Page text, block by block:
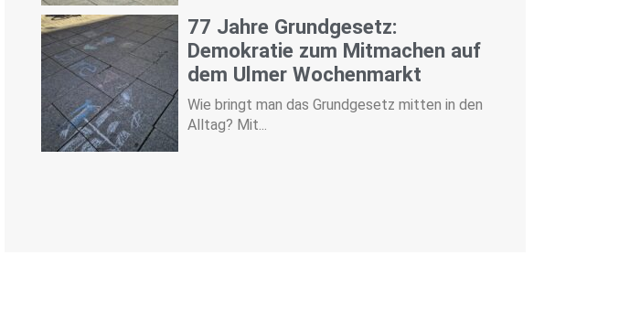
77 Jahre Grundgesetz:
Demokratie zum Mitmachen auf
dem Ulmer Wochenmarkt
Wie bringt man das Grundgesetz mitten in den
Alltag? Mit...